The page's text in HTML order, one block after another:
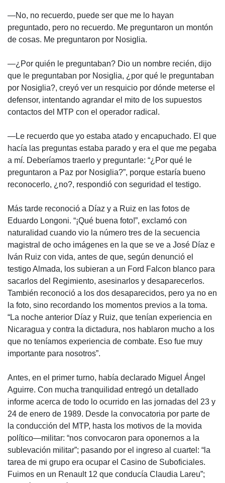
—No, no recuerdo, puede ser que me lo hayan
preguntado, pero no recuerdo. Me preguntaron un montón
de cosas. Me preguntaron por Nosiglia.
—¿Por quién le preguntaban? Dio un nombre recién, dijo
que le preguntaban por Nosiglia, ¿por qué le preguntaban
por Nosiglia?, creyó ver un resquicio por dónde meterse el
defensor, intentando agrandar el mito de los supuestos
contactos del MTP con el operador radical.
—Le recuerdo que yo estaba atado y encapuchado. El que
hacía las preguntas estaba parado y era el que me pegaba
a mí. Deberíamos traerlo y preguntarle: “¿Por qué le
preguntaron a Paz por Nosiglia?”, porque estaría bueno
reconocerlo, ¿no?, respondió con seguridad el testigo.
Más tarde reconoció a Díaz y a Ruiz en las fotos de
Eduardo Longoni. “¡Qué buena foto!”, exclamó con
naturalidad cuando vio la número tres de la secuencia
magistral de ocho imágenes en la que se ve a José Díaz e
Iván Ruiz con vida, antes de que, según denunció el
testigo Almada, los subieran a un Ford Falcon blanco para
sacarlos del Regimiento, asesinarlos y desaparecerlos.
También reconoció a los dos desaparecidos, pero ya no en
la foto, sino recordando los momentos previos a la toma.
“La noche anterior Díaz y Ruiz, que tenían experiencia en
Nicaragua y contra la dictadura, nos hablaron mucho a los
que no teníamos experiencia de combate. Eso fue muy
importante para nosotros”.
Antes, en el primer turno, había declarado Miguel Ángel
Aguirre. Con mucha tranquilidad entregó un detallado
informe acerca de todo lo ocurrido en las jornadas del 23 y
24 de enero de 1989. Desde la convocatoria por parte de
la conducción del MTP, hasta los motivos de la movida
político—militar: “nos convocaron para oponernos a la
sublevación militar”; pasando por el ingreso al cuartel: “la
tarea de mi grupo era ocupar el Casino de Suboficiales.
Fuimos en un Renault 12 que conducía Claudia Lareu”;